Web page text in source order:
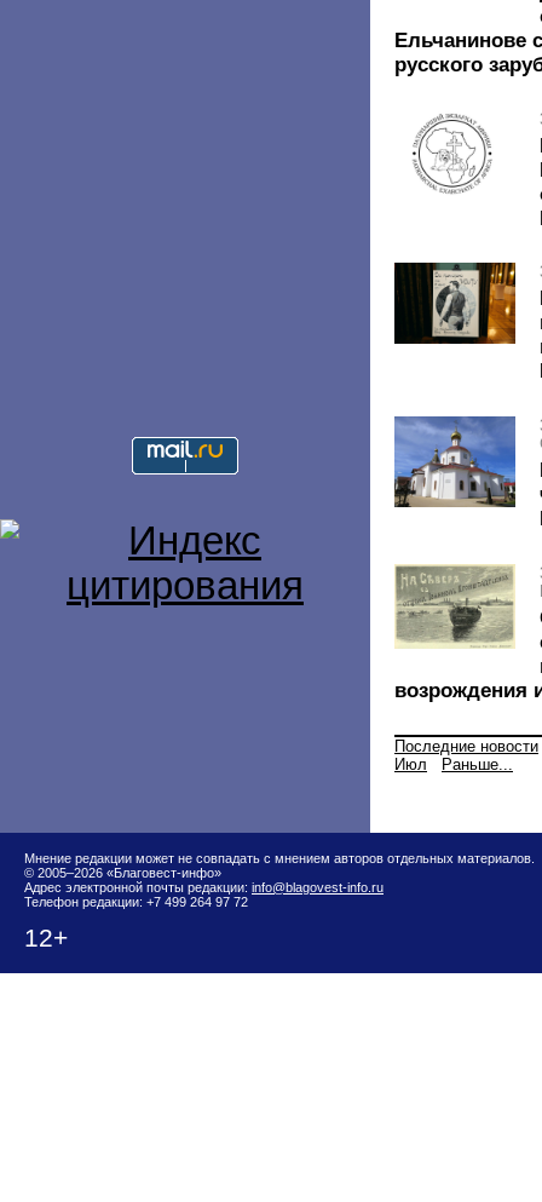
Ельчанинове
русского
возрождения
Последние новости
Июл
Раньше...
Мнение редакции может не совпадать с мнением авторов отдельных материалов.
© 2005–2026 «Благовест-инфо»
Адрес электронной почты редакции: info@blagovest-info.ru
Телефон редакции: +7 499 264 97 72
12+